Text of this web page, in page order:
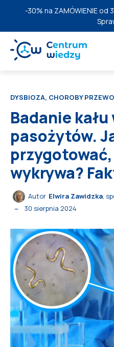
-30% na ZAMÓWIENIE od
DYSBIOZA, CHOROBY
Badanie
pasożytów.
wykrywa?
Autor Elwira Zawidzka,
30 sierpnia 2024